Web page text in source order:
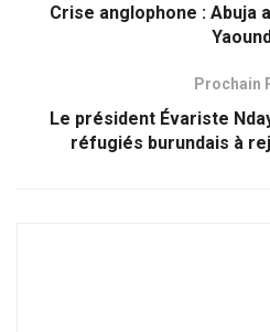
Crise anglophone : Abuja
Prochain
Le président Évariste
réfugiés burundais à